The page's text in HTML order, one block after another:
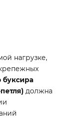
нагрузке,
буксира
должна